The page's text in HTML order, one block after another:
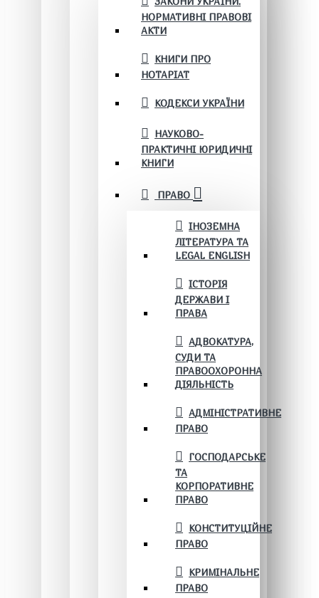
НОРМАТИВНІ ПРАВОВІ
АКТИ
КНИГИ ПРО
НОТАРІАТ
КОДЕКСИ УКРАЇНИ
НАУКОВО-
ПРАКТИЧНІ ЮРИДИЧНІ
КНИГИ
ПРАВО
ІНОЗЕМНА
ЛІТЕРАТУРА ТА
LEGAL ENGLISH
ІСТОРІЯ
ДЕРЖАВИ І
ПРАВА
АДВОКАТУРА,
СУДИ ТА
ПРАВООХОРОННА
ДІЯЛЬНІСТЬ
АДМІНІСТРАТИВНЕ
ПРАВО
ГОСПОДАРСЬКЕ
ТА
КОРПОРАТИВНЕ
ПРАВО
КОНСТИТУЦІЙНЕ
ПРАВО
КРИМІНАЛЬНЕ
ПРАВО